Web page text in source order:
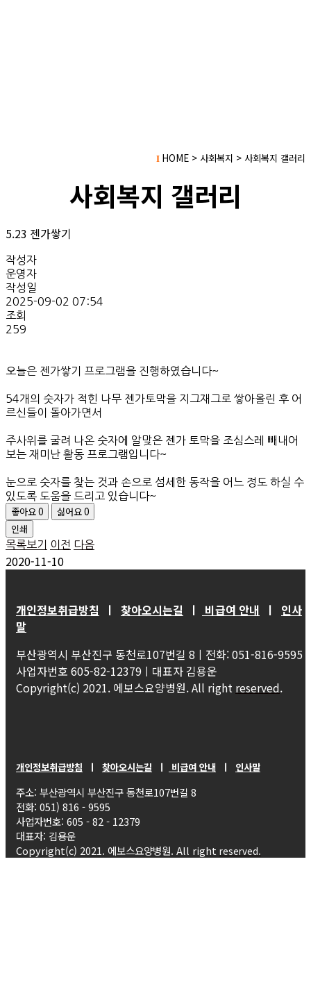
I HOME > 사회복지 > 사회복지 갤러리
사회복지 갤러리
5.23 젠가쌓기
작성자
운영자
작성일
2025-09-02 07:54
조회
259
오늘은 젠가쌓기 프로그램을 진행하였습니다~
54개의 숫자가 적힌 나무 젠가토막을 지그재그로 쌓아올린 후 어
르신들이 돌아가면서
주사위를 굴려 나온 숫자에 알맞은 젠가 토막을 조심스레 빼내어
보는 재미난 활동 프로그램입니다~
눈으로 숫자를 찾는 것과 손으로 섬세한 동작을 어느 정도 하실 수
있도록 도움을 드리고 있습니다~
좋아요0 싫어요0
인쇄
목록보기 이전 다음
2020-11-10
개인정보취급방침 ㅣ 찾아오시는길 ㅣ 비급여 안내 ㅣ 인사
말
부산광역시 부산진구 동천로107번길 8ㅣ전화: 051-816-9595
사업자번호 605-82-12379ㅣ대표자 김용운
Copyright(c) 2021. 에보스요양병원. All right reserved.
개인정보취급방침 ㅣ 찾아오시는길 ㅣ 비급여 안내 ㅣ 인사말
주소: 부산광역시 부산진구 동천로107번길 8
전화: 051) 816 - 9595
사업자번호: 605 - 82 - 12379
대표자: 김용운
Copyright(c) 2021. 에보스요양병원. All right reserved.